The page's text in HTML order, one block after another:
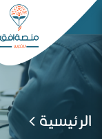
الرئيسية